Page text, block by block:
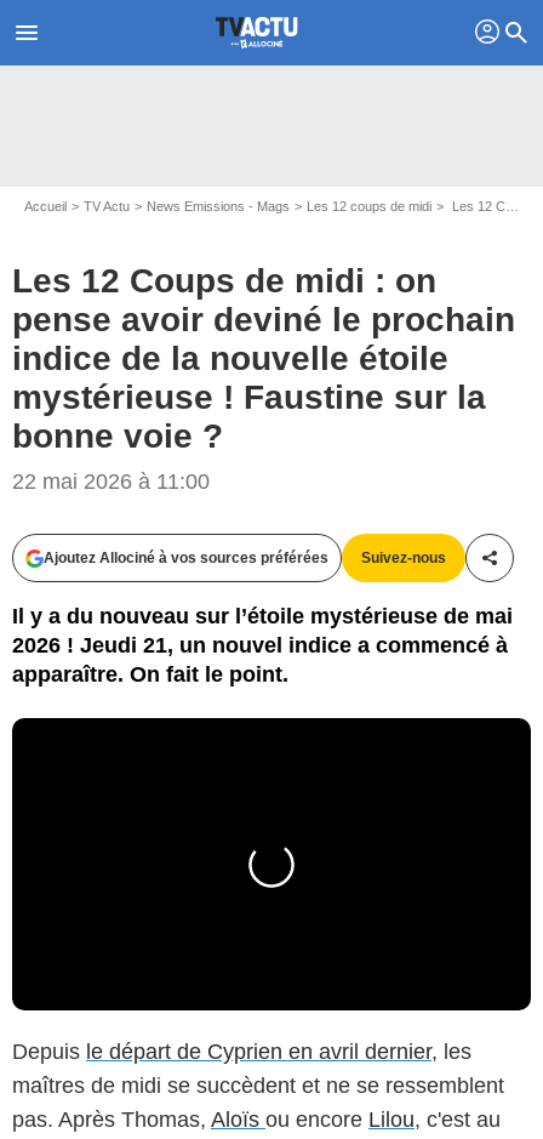
menu profil search
Accueil TV Actu News Emissions - Mags Les 12 coups de midi Les 12 Coups de midi : on pense avoir deviné le prochain indice de la nouvelle étoile mystérieuse ! Faustine sur la bonne voie ?
Les 12 Coups de midi : on
pense avoir deviné le prochain
indice de la nouvelle étoile
mystérieuse ! Faustine sur la
bonne voie ?
22 mai 2026 à 11:00
Ajoutez Allociné à vos sources préférées Suivez-nous
Il y a du nouveau sur l’étoile mystérieuse de mai
2026 ! Jeudi 21, un nouvel indice a commencé à
apparaître. On fait le point.
Depuis le départ de Cyprien en avril dernier, les
maîtres de midi se succèdent et ne se ressemblent
pas. Après Thomas, Aloïs ou encore Lilou, c'est au